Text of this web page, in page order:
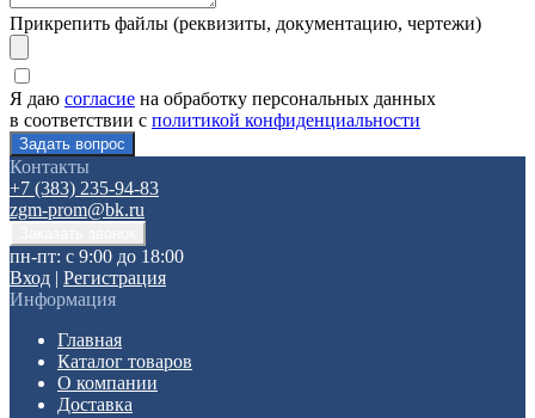
Прикрепить файлы (реквизиты, документацию, чертежи)
Я даю согласие на обработку персональных данных
в соответствии с политикой конфиденциальности
Контакты
+7 (383) 235-94-83
zgm-prom@bk.ru
пн-пт: с 9:00 до 18:00
Вход | Регистрация
Информация
Главная
Каталог товаров
О компании
Доставка